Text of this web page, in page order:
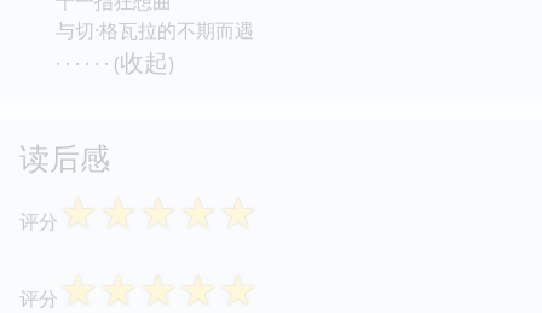
良人难寻
中部山脉近乎绝迹之鸟
海地之梦
狮口
与切·格瓦拉的不期而遇